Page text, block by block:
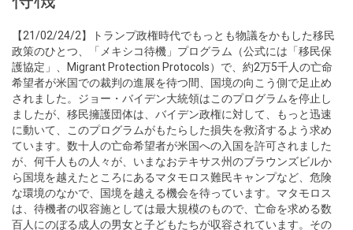
【21/02/24/2】トランプ政権時代でもっとも物議をかもした移民
政策のひとつ、「メキシコ待機」プログラム（公式には「移民保
護協定」、Migrant Protection Protocols）で、約2万5千人の亡命
希望者が米国での裁判の進展を待つ間、国境の向こう側で足止め
されました。ジョー・バイデン大統領はこのプログラムを停止し
ましたが、移民擁護団体は、バイデン政権に対して、もっと迅速
に動いて、このプログラムがもたらした損失を救済するよう求め
ています。数十人の亡命希望者が米国への入国を許可されました
が、何千人もの人々が、いまなおテキサス州のブラウンズビルか
ら国境を越えたところにあるマタモロス難民キャンプなど、危険
な環境のなかで、国境を越える機会を待っています。マタモロス
は、待機者の収容施としては最大規模のもので、亡命を求める数
百人にのぼる成人の男女と子どもたちが収容されています。その